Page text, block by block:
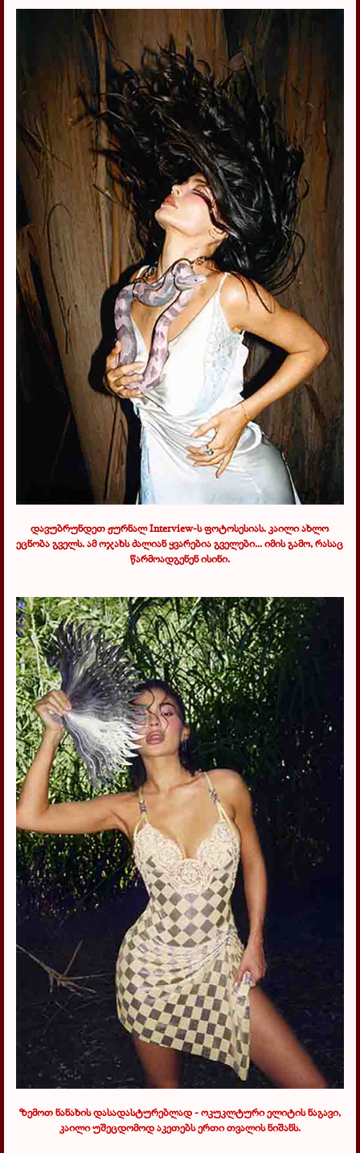
დავუბრუნდეთ ჟურნალInterview-ს ფოტოსესიას. კაილი ახლო
ეცნობა გველს. ამ ოჯახს ძალიან ყვარებია გველები... იმის გამო, რასაც
წარმოადგენენ ისინი.
ზემოთ ნანახის დასადასტურებლად - ოკუკლტური ელიტის ნაგავი,
კაილი უშეცდომოდ აკეთებს ერთი თვალის ნიშანს.